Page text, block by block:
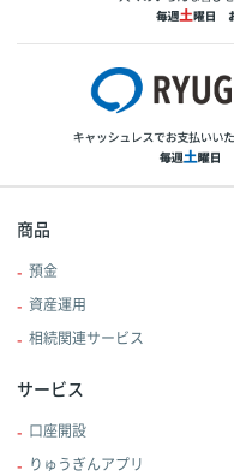
商品
預金
資産運用
相続関連サービス
サービス
口座開設
りゅうぎんアプリ